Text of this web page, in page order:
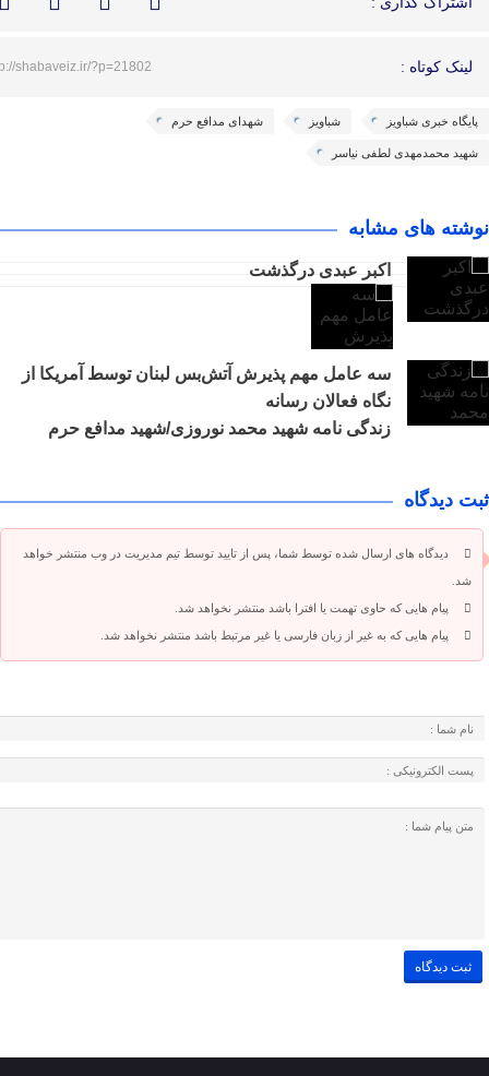
لینک کوتاه : shabaveiz.ir/?p=21802
پایگاه خبری شباویز شباویز شهدای مدافع حرم
شهید محمدمهدی لطفی نیاسر
نوشته های مشابه
اکبر عبدی درگذشت
سه عامل مهم پذیرش آتش‌بس لبنان توسط آمریکا از
نگاه فعالان رسانه
زندگی نامه شهید محمد نوروزی/شهید مدافع حرم
ثبت دیدگاه
دیدگاه های ارسال شده توسط شما، پس از تایید توسط تیم مدیریت در وب منتشر خواهد
شد.
پیام هایی که حاوی تهمت یا افترا باشد منتشر نخواهد شد.
پیام هایی که به غیر از زبان فارسی یا غیر مرتبط باشد منتشر نخواهد شد.